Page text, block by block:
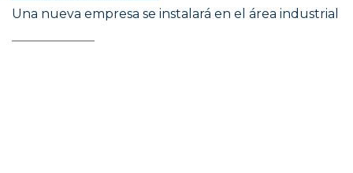
Una nueva empresa se instalará en el área industrial